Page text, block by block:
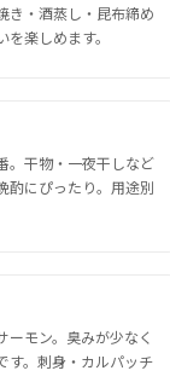
き・酒蒸し・昆布締め
楽しめます。
。干物・一夜干しなど
酌にぴったり。用途別
モン。臭みが少なく
す。刺身・カルパッチ